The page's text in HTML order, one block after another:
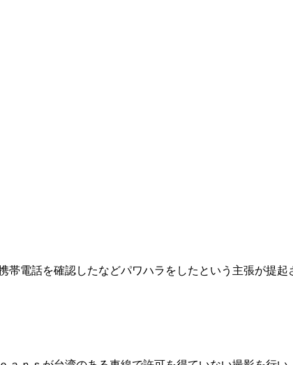
電話を確認したなどパワハラをしたという主張が提